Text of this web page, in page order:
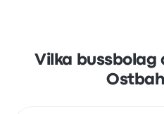
Vilka bussbolag